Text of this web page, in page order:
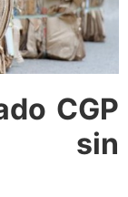
CGP
sin